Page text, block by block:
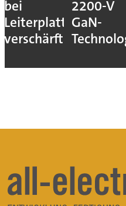
bei
Leiterplatten
verschärft
2200-V
GaN-